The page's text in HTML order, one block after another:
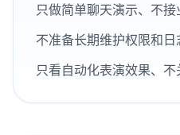
只做简单聊天演示、不
不准备长期维护权限和
只看自动化表演效果、